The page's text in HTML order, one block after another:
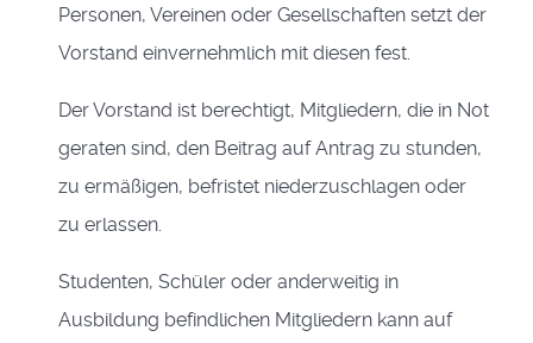
Personen, Vereinen oder Gesellschaften setzt der
Vorstand einvernehmlich mit diesen fest.
Der Vorstand ist berechtigt, Mitgliedern, die in Not
geraten sind, den Beitrag auf Antrag zu stunden,
zu ermäßigen, befristet niederzuschlagen oder
zu erlassen.
Studenten, Schüler oder anderweitig in
Ausbildung befindlichen Mitgliedern kann auf